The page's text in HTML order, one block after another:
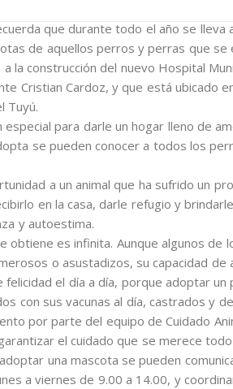
que durante todo el año se lleva
de aquellos perros y perras que se
la construcción del nuevo Hospital
Cristian Cardoz, y que está ubicado
Tuyú.
especial para darle un hogar lleno de
se pueden conocer a todos los
a un animal que ha sufrido un
en la casa, darle refugio y
y autoestima.
obtiene es infinita. Aunque algunos de
o asustadizos, su capacidad de
felicidad el día a día, porque adoptar
con sus vacunas al día, castrados y
por parte del equipo de Cuidado
el cuidado que se merece todo
una mascota se pueden
a viernes de 9.00 a 14.00, y